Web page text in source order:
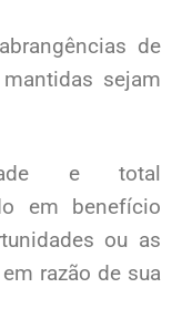
de
sejam
e total
em benefício
ou as
razão de sua